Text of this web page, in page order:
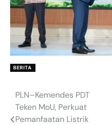
BERITA
Post
navigation
PLN–Kemendes PDT
Teken MoU, Perkuat
Pemanfaatan Listrik